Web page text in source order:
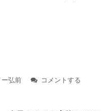
ー弘前
コメントする